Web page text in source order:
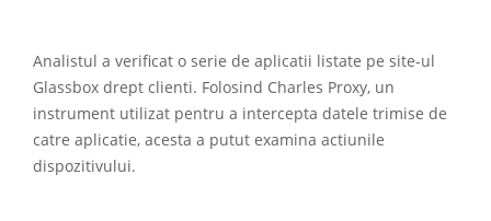
Analistul a verificat o serie de aplicatii listate pe site-ul
Glassbox drept clienti. Folosind Charles Proxy, un
instrument utilizat pentru a intercepta datele trimise de
catre aplicatie, acesta a putut examina actiunile
dispozitivului.